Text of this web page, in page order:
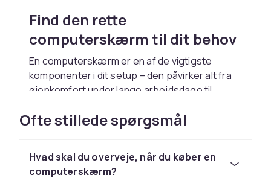
Find den rette
computerskærm til dit behov
En computerskærm er en af de vigtigste
komponenter i dit setup – den påvirker alt fra
øjenkomfort under lange arbejdsdage til
eller ser film. En god skærm løfter hele din
computeroplevelse, uanset om du arbejder
CDON finder du computerskærme til alle
Ofte stillede spørgsmål
Hvad skal du overveje, når du køber en
computerskærm?